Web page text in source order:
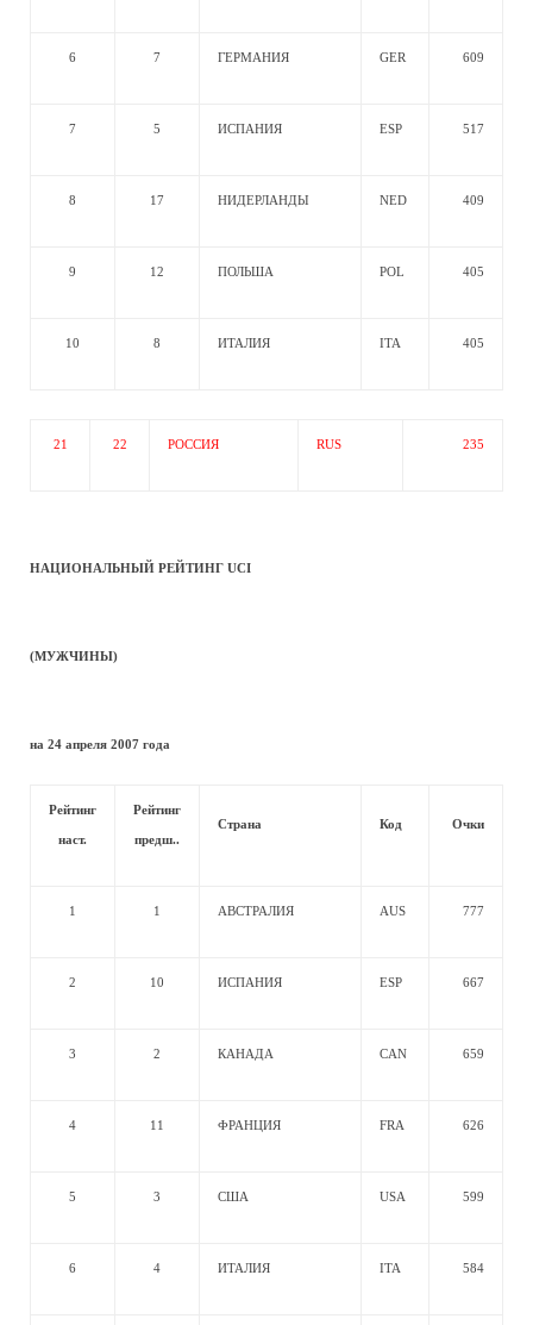
6 7 ГЕРМАНИЯ GER 609
7 5 ИСПАНИЯ ESP 517
8 17 НИДЕРЛАНДЫ NED 409
9 12 ПОЛЬША POL 405
10 8 ИТАЛИЯ ITA 405
21 22 РОССИЯ RUS 235
НАЦИОНАЛЬНЫЙ РЕЙТИНГ UCI
(МУЖЧИНЫ)
на 24 апреля 2007 года
Рейтинг
наст.
Рейтинг
предш..
Страна Код Очки
1 1 АВСТРАЛИЯ AUS 777
2 10 ИСПАНИЯ ESP 667
3 2 КАНАДА CAN 659
4 11 ФРАНЦИЯ FRA 626
5 3 США USA 599
6 4 ИТАЛИЯ ITA 584